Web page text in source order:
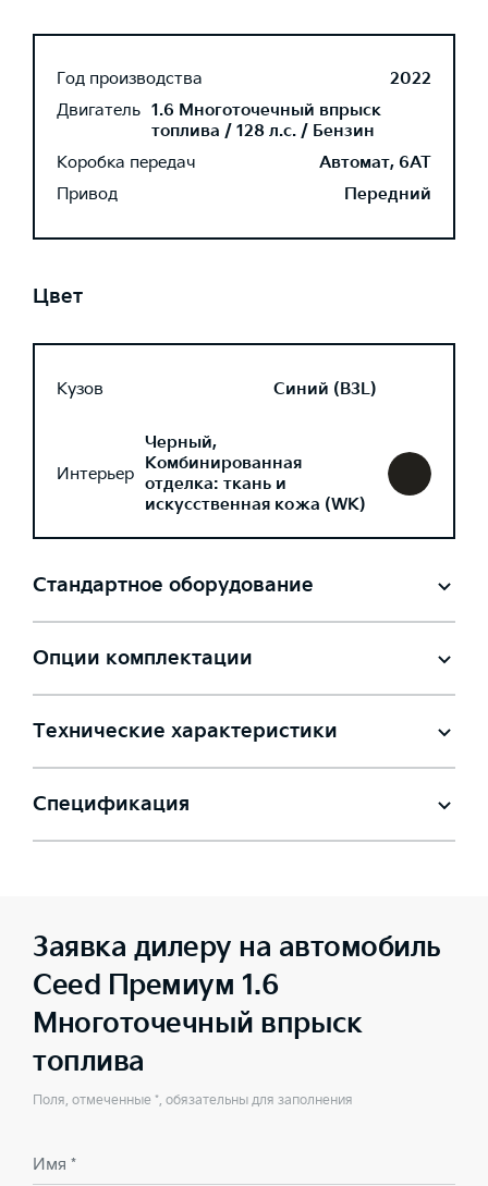
Год производства
2022
Двигатель 1.6 Многоточечный впрыск
топлива / 128 л.с. / Бензин
Коробка передач
Автомат, 6AT
Привод
Передний
Цвет
Кузов Синий (B3L)
Интерьер
Черный,
Комбинированная
отделка: ткань и
искусственная кожа (WK)
Стандартное оборудование
Опции комплектации
Технические характеристики
Спецификация
Заявка дилеру на автомобиль
Ceed Премиум 1.6
Многоточечный впрыск
топлива
Поля, отмеченные *, обязательны для заполнения
Имя *